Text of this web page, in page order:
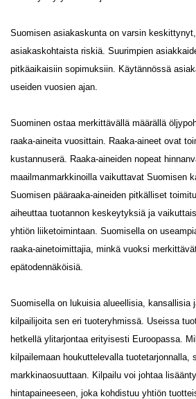
Suomisen asiakaskunta on varsin
asiakaskohtaista riskiä. Suurimpien
pitkäaikaisiin sopimuksiin. Käytännössä
useiden vuosien ajan.
Suominen ostaa merkittävällä määrällä
raaka-aineita vuosittain. Raaka-aineet ovat
kustannuserä. Raaka-aineiden nopeat
maailmanmarkkinoilla vaikuttavat Suomisen
Suomisen pääraaka-aineiden pitkälliset
aiheuttaa tuotannon keskeytyksiä ja
yhtiön liiketoimintaan. Suomisella on
raaka-ainetoimittajia, minkä vuoksi
epätodennäköisiä.
Suomisella on lukuisia alueellisia, kansallisia
kilpailijoita sen eri tuoteryhmissä. Useissa
hetkellä ylitarjontaa erityisesti Euroopassa.
kilpailemaan houkuttelevalla tuotetarjonnalla,
markkinaosuuttaan. Kilpailu voi johtaa
hintapaineeseen, joka kohdistuu yhtiön